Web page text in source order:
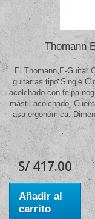
Thomann
El Thomann E-Guitar
guitarras tipo Single
acolchado con felpa
mástil acolchado.
asa ergonómica.
S/ 417.00
Añadir al
carrito